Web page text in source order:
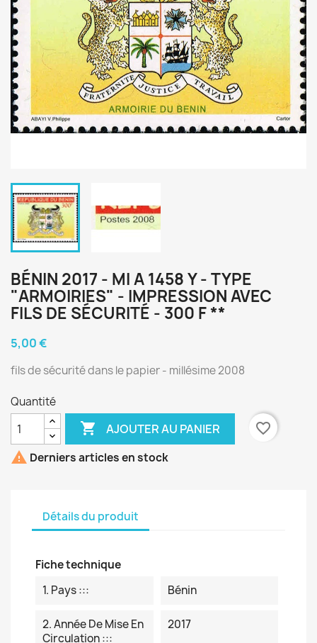
BÉNIN 2017 - MI A 1458 Y - TYPE
"ARMOIRIES" - IMPRESSION AVEC
FILS DE SÉCURITÉ - 300 F **
5,00 €
fils de sécurité dans le papier - millésime 2008
Quantité
 AJOUTER AU PANIER
favorite_border
 Derniers articles en stock
Détails du produit
Fiche technique
1. Pays :::
Bénin
2. Année De Mise En
Circulation :::
2017